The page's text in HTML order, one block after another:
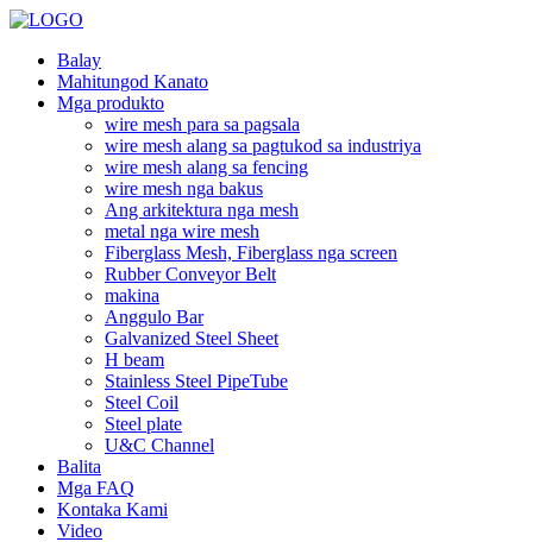
Balay
Mahitungod Kanato
Mga produkto
wire mesh para sa pagsala
wire mesh alang sa pagtukod sa industriya
wire mesh alang sa fencing
wire mesh nga bakus
Ang arkitektura nga mesh
metal nga wire mesh
Fiberglass Mesh, Fiberglass nga screen
Rubber Conveyor Belt
makina
Anggulo Bar
Galvanized Steel Sheet
H beam
Stainless Steel PipeTube
Steel Coil
Steel plate
U&C Channel
Balita
Mga FAQ
Kontaka Kami
Video